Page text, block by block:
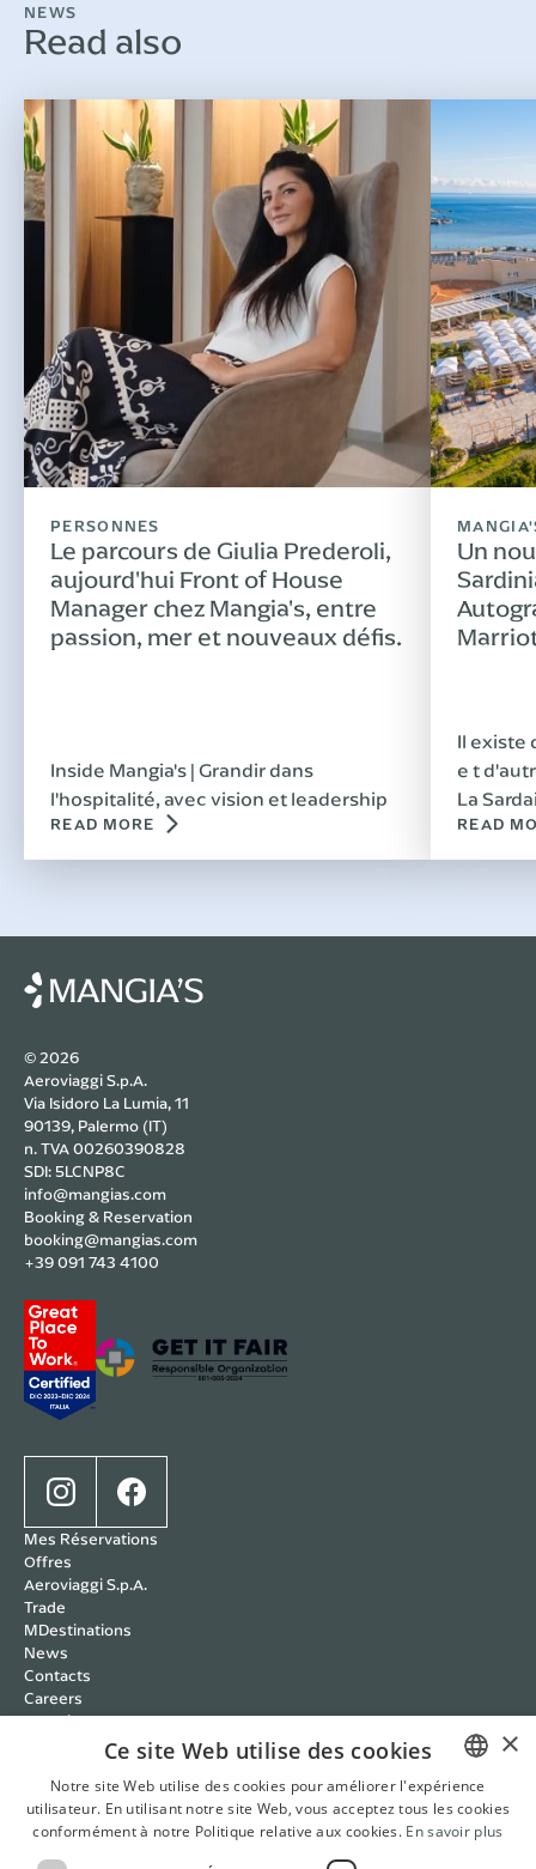
NEWS
Read also
PERSONNES
Le parcours de Giulia Prederoli,
aujourd'hui Front of House
Manager chez Mangia's, entre
passion, mer et nouveaux défis.
Inside Mangia's | Grandir dans
l'hospitalité, avec vision et leadership
READ MORE
Un
Il existe
e t
La
READ
© 2026
Aeroviaggi S.p.A.
Via Isidoro La Lumia, 11
90139, Palermo (IT)
n. TVA 00260390828
SDI: 5LCNP8C
info@mangias.com
Booking & Reservation
booking@mangias.com
+39 091 743 4100
Mes Réservations
Offres
Aeroviaggi S.p.A.
Trade
MDestinations
News
Contacts
Careers
Wedding
Cookie policy
Conditions Transparantes
RBC Policy
ITALIAN
×
Ce site Web utilise des cookies
Notre site Web utilise des cookies pour améliorer l'expérience
utilisateur. En utilisant notre site Web, vous acceptez tous les cookies
conformément à notre Politique relative aux cookies. En savoir plus